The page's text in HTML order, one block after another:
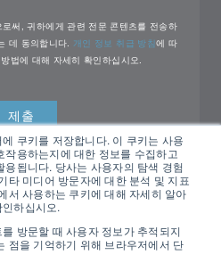
쿠키를 저장합니다. 이 쿠키는 사용
용하는지에 대한 정보를 수집하고
됩니다. 당사는 사용자의 탐색 경험
타 미디어 방문자에 대한 분석 및 지표
서 사용하는 쿠키에 대해 자세히 알아
하십시오.
방문할 때 사용자 정보가 추적되지
점을 기억하기 위해 브라우저에서 단
써, 귀하에게 관련 전문 콘텐츠를 전송하
데 동의합니다. 개인 정보 취급 방침에 따
법에 대해 자세히 확인하십시오.
Nemko ©2026